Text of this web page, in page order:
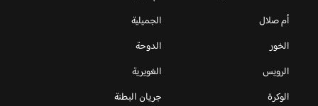
أم صلال
الجميلية
الخور
الدوحة
الرويس
الغويرية
الوكرة
جريان البطنة